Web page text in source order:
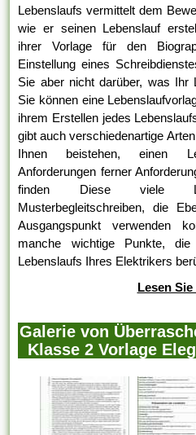
Lebenslaufs vermittelt dem
wie er seinen Lebenslauf
ihrer Vorlage für den
Einstellung eines
Sie aber nicht darüber, was Ihr
Sie können eine
ihrem Erstellen jedes
gibt auch verschiedenartige
Ihnen beistehen, einen
Anforderungen ferner
finden Diese viele
Musterbegleitschreiben, die
Ausgangspunkt verwenden
manche wichtige Punkte,
Lebenslaufs Ihres Elektrikers
Lesen
Galerie von
Klasse 2 Vorlage